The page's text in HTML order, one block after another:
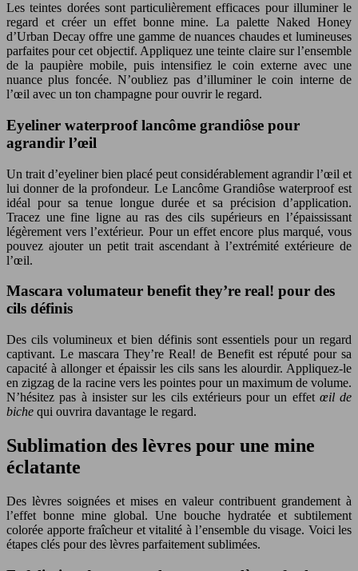
Les teintes dorées sont particulièrement efficaces pour illuminer le
regard et créer un effet bonne mine. La palette Naked Honey
d’Urban Decay offre une gamme de nuances chaudes et lumineuses
parfaites pour cet objectif. Appliquez une teinte claire sur l’ensemble
de la paupière mobile, puis intensifiez le coin externe avec une
nuance plus foncée. N’oubliez pas d’illuminer le coin interne de
l’œil avec un ton champagne pour ouvrir le regard.
Eyeliner waterproof lancôme grandiôse pour
agrandir l’œil
Un trait d’eyeliner bien placé peut considérablement agrandir l’œil et
lui donner de la profondeur. Le Lancôme Grandiôse waterproof est
idéal pour sa tenue longue durée et sa précision d’application.
Tracez une fine ligne au ras des cils supérieurs en l’épaississant
légèrement vers l’extérieur. Pour un effet encore plus marqué, vous
pouvez ajouter un petit trait ascendant à l’extrémité extérieure de
l’œil.
Mascara volumateur benefit they’re real! pour des
cils définis
Des cils volumineux et bien définis sont essentiels pour un regard
captivant. Le mascara They’re Real! de Benefit est réputé pour sa
capacité à allonger et épaissir les cils sans les alourdir. Appliquez-le
en zigzag de la racine vers les pointes pour un maximum de volume.
N’hésitez pas à insister sur les cils extérieurs pour un effet œil de
biche qui ouvrira davantage le regard.
Sublimation des lèvres pour une mine
éclatante
Des lèvres soignées et mises en valeur contribuent grandement à
l’effet bonne mine global. Une bouche hydratée et subtilement
colorée apporte fraîcheur et vitalité à l’ensemble du visage. Voici les
étapes clés pour des lèvres parfaitement sublimées.